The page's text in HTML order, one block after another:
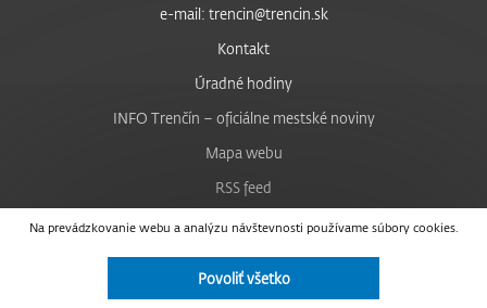
Na prevádzkovanie webu a analýzu návštevnosti používame súbory cookies.
Povoliť všetko
e-mail: trencin@trencin.sk
Kontakt
Úradné hodiny
INFO Trenčín – oficiálne mestské noviny
Mapa webu
RSS feed
Nastavenie cookies
Facebook